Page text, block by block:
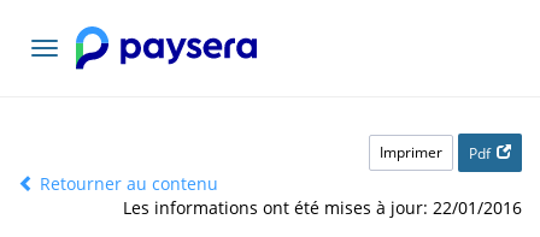
Basculer
Imprimer Pdf
Retourner au contenu
Les informations ont été mises à jour: 22/01/2016